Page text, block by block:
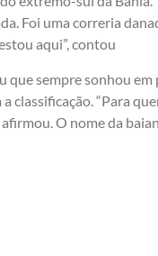
Foi uma correria
aqui”, contou
que sempre sonhou
classificação. “Para
O nome da